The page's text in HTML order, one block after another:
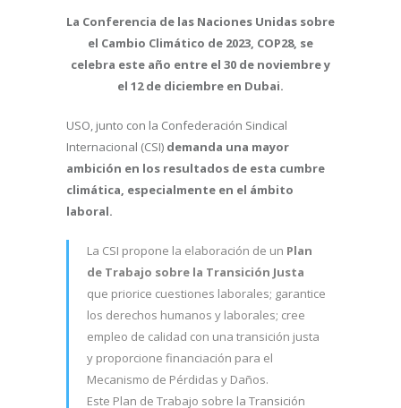
La Conferencia de las Naciones Unidas sobre
el Cambio Climático de 2023, COP28, se
celebra este año entre el 30 de noviembre y
el 12 de diciembre en Dubai.
USO, junto con la Confederación Sindical
Internacional (CSI) demanda una mayor
ambición en los resultados de esta cumbre
climática, especialmente en el ámbito
laboral.
La CSI propone la elaboración de un Plan
de Trabajo sobre la Transición Justa
que priorice cuestiones laborales; garantice
los derechos humanos y laborales; cree
empleo de calidad con una transición justa
y proporcione financiación para el
Mecanismo de Pérdidas y Daños.
Este Plan de Trabajo sobre la Transición